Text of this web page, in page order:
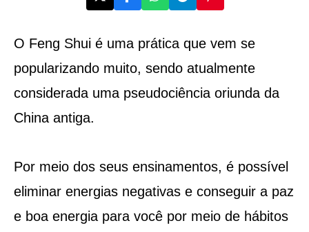
O Feng Shui é uma prática que vem se
popularizando muito, sendo atualmente
considerada uma pseudociência oriunda da
China antiga.
Por meio dos seus ensinamentos, é possível
eliminar energias negativas e conseguir a paz
e boa energia para você por meio de hábitos